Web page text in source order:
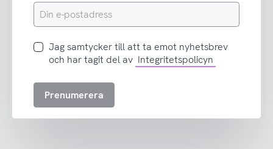
Din
e-
Jag
samtycker
att
Jag samtycker till att ta emot nyhetsbrev
och har tagit del av Integritetspolicyn
Prenumerera